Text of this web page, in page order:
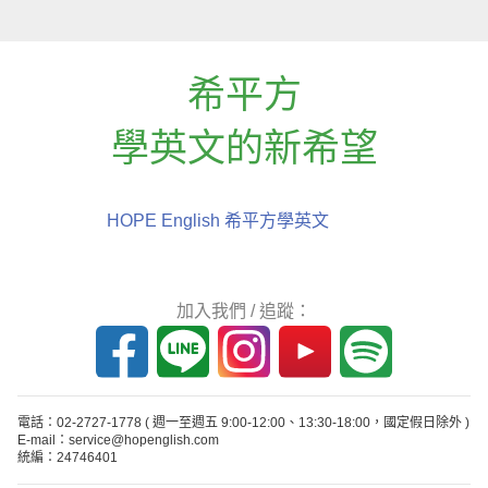
希平方
學英文的新希望
HOPE English 希平方學英文
加入我們 / 追蹤：
電話：02-2727-1778 ( 週一至週五 9:00-12:00、13:30-18:00，國定假日除外 )
E-mail：service@hopenglish.com
統編：24746401